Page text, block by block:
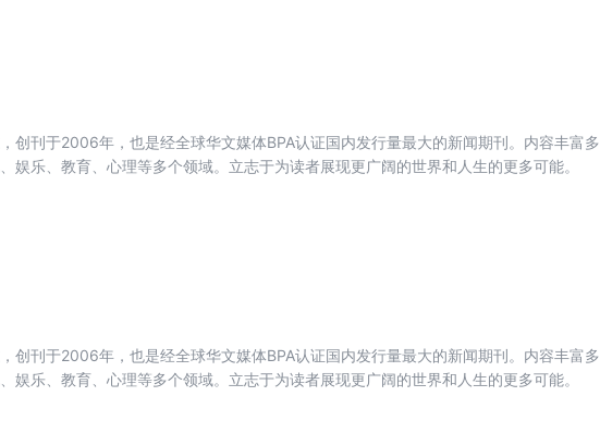
创刊于2006年，也是经全球华文媒体BPA认证国内发行量最大的新闻期刊。内容丰富多
娱乐、教育、心理等多个领域。立志于为读者展现更广阔的世界和人生的更多可能。
创刊于2006年，也是经全球华文媒体BPA认证国内发行量最大的新闻期刊。内容丰富多
娱乐、教育、心理等多个领域。立志于为读者展现更广阔的世界和人生的更多可能。